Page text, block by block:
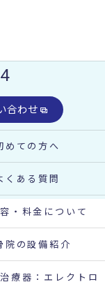
合わせ
めての方へ
くある質問
・料金について
院の設備紹介
療器：エレクトロ